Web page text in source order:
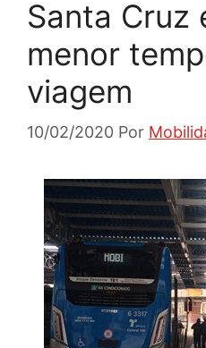
Santa Cruz
menor
viagem
10/02/2020 Por